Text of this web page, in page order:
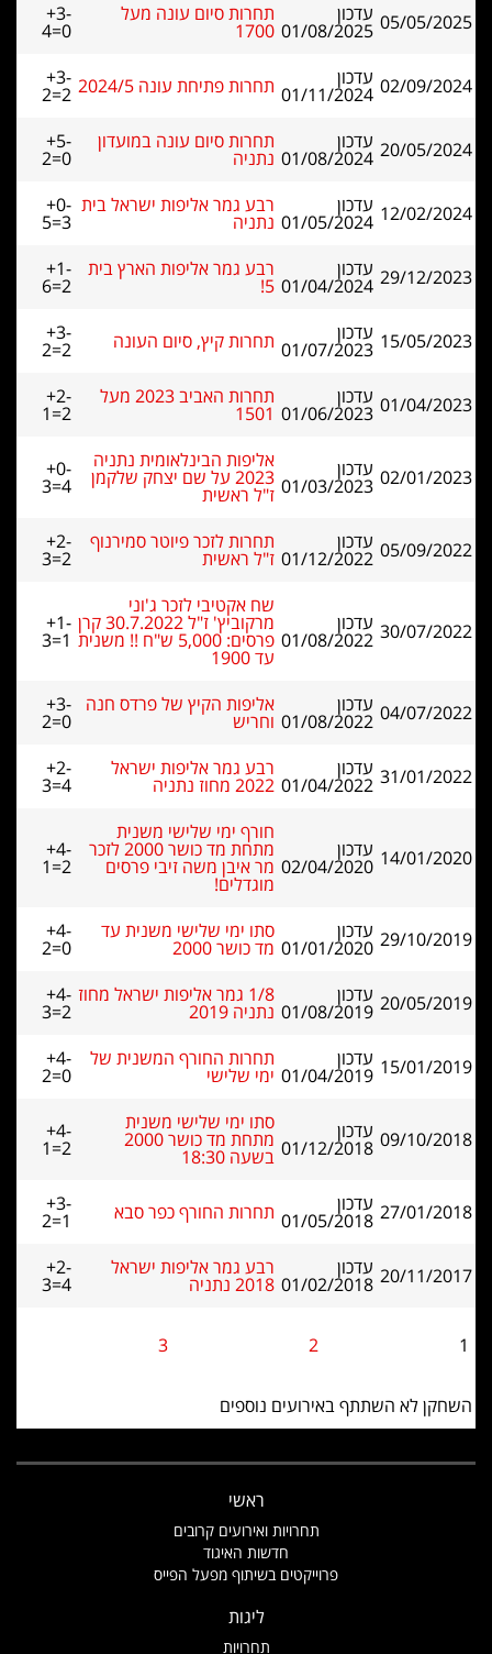
05/05/2025 עדכון
01/08/2025
תחרות סיום עונה מעל
1700
+3-
4=0
02/09/2024 עדכון
01/11/2024 תחרות פתיחת עונה 2024/5 +3-
2=2
20/05/2024 עדכון
01/08/2024
תחרות סיום עונה במועדון
נתניה
+5-
2=0
12/02/2024 עדכון
01/05/2024
רבע גמר אליפות ישראל בית
נתניה
+0-
5=3
29/12/2023 עדכון
01/04/2024
רבע גמר אליפות הארץ בית
5!
+1-
6=2
15/05/2023 עדכון
01/07/2023 תחרות קיץ, סיום העונה +3-
2=2
01/04/2023 עדכון
01/06/2023
תחרות האביב 2023 מעל
1501
+2-
1=2
02/01/2023 עדכון
01/03/2023
אליפות הבינלאומית נתניה
2023 על שם יצחק שלקמן
ז"ל ראשית
+0-
3=4
05/09/2022 עדכון
01/12/2022
תחרות לזכר פיוטר סמירנוף
ז"ל ראשית
+2-
3=2
30/07/2022 עדכון
01/08/2022
שח אקטיבי לזכר ג'וני
מרקוביץ' ז"ל 30.7.2022 קרן
פרסים: 5,000 ש"ח !! משנית
עד 1900
+1-
3=1
04/07/2022 עדכון
01/08/2022
אליפות הקיץ של פרדס חנה
וחריש
+3-
2=0
31/01/2022 עדכון
01/04/2022
רבע גמר אליפות ישראל
2022 מחוז נתניה
+2-
3=4
14/01/2020 עדכון
02/04/2020
חורף ימי שלישי משנית
מתחת מד כושר 2000 לזכר
מר איבן משה זיבי פרסים
מוגדלים!
+4-
1=2
29/10/2019 עדכון
01/01/2020
סתו ימי שלישי משנית עד
מד כושר 2000
+4-
2=0
20/05/2019 עדכון
01/08/2019
1/8 גמר אליפות ישראל מחוז
נתניה 2019
+4-
3=2
15/01/2019 עדכון
01/04/2019
תחרות החורף המשנית של
ימי שלישי
+4-
2=0
09/10/2018 עדכון
01/12/2018
סתו ימי שלישי משנית
מתחת מד כושר 2000
בשעה 18:30
+4-
1=2
27/01/2018 עדכון
01/05/2018 תחרות החורף כפר סבא +3-
2=1
20/11/2017 עדכון
01/02/2018
רבע גמר אליפות ישראל
2018 נתניה
+2-
3=4
1
2
3
השחקן לא השתתף באירועים נוספים
ראשי
תחרויות ואירועים קרובים
חדשות האיגוד
פרוייקטים בשיתוף מפעל הפייס
ליגות
תחרויות